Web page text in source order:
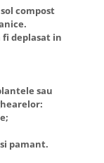
compost
deplasat in
sau
pamant.